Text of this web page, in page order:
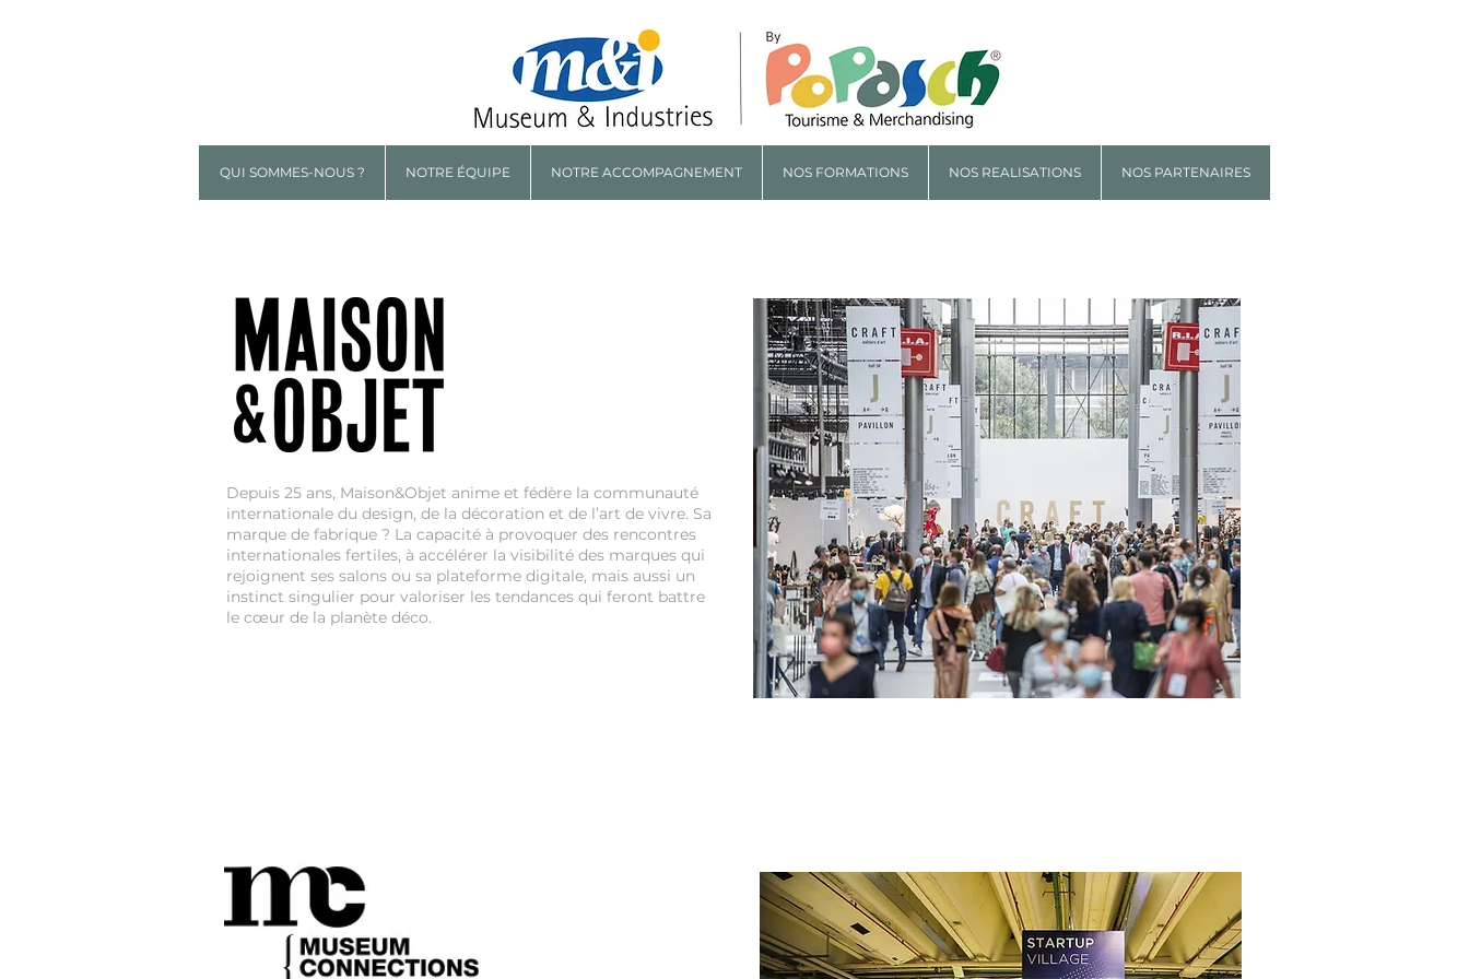
QUI SOMMES-NOUS ? NOTRE ÉQUIPE NOTRE ACCOMPAGNEMENT NOS FORMATIONS NOS REALISATIONS NOS PARTENAIRES
Depuis 25 ans, Maison&Objet anime et fédère la communauté
internationale du design, de la décoration et de l’art de vivre. Sa
marque de fabrique ? La capacité à provoquer des rencontres
internationales fertiles, à accélérer la visibilité des marques qui
rejoignent ses salons ou sa plateforme digitale, mais aussi un
instinct singulier pour valoriser les tendances qui feront battre
le cœur de la planète déco.